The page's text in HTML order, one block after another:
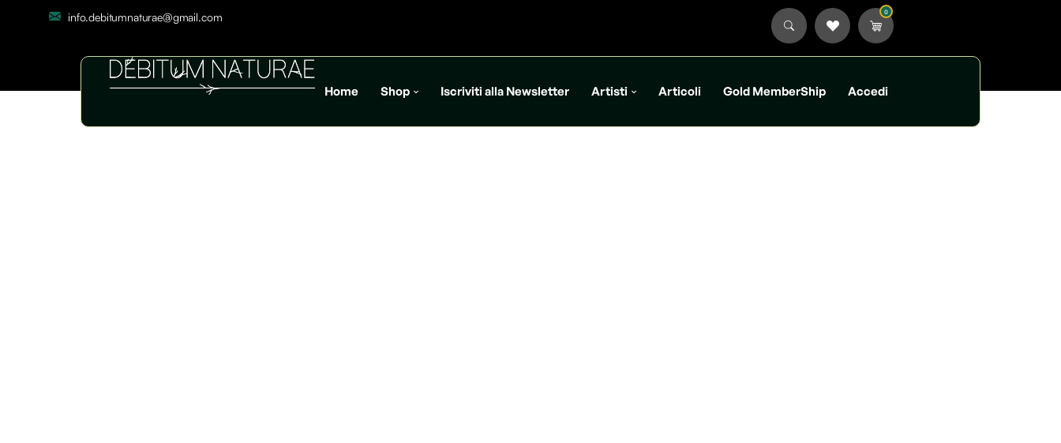
info.debitumnaturae@gmail.com 0
Home Shop Iscriviti alla Newsletter Artisti Articoli Gold MemberShip Accedi